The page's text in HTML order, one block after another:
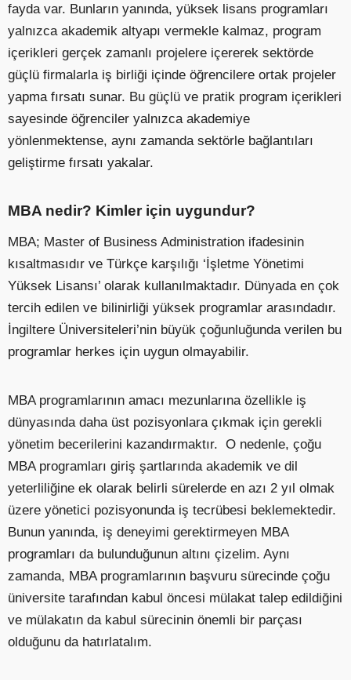
fayda var. Bunların yanında, yüksek lisans programları
yalnızca akademik altyapı vermekle kalmaz, program
içerikleri gerçek zamanlı projelere içererek sektörde
güçlü firmalarla iş birliği içinde öğrencilere ortak projeler
yapma fırsatı sunar. Bu güçlü ve pratik program içerikleri
sayesinde öğrenciler yalnızca akademiye
yönlenmektense, aynı zamanda sektörle bağlantıları
geliştirme fırsatı yakalar.
MBA nedir? Kimler için uygundur?
MBA; Master of Business Administration ifadesinin
kısaltmasıdır ve Türkçe karşılığı ‘İşletme Yönetimi
Yüksek Lisansı’ olarak kullanılmaktadır. Dünyada en çok
tercih edilen ve bilinirliği yüksek programlar arasındadır.
İngiltere Üniversiteleri’nin büyük çoğunluğunda verilen bu
programlar herkes için uygun olmayabilir.
MBA programlarının amacı mezunlarına özellikle iş
dünyasında daha üst pozisyonlara çıkmak için gerekli
yönetim becerilerini kazandırmaktır. O nedenle, çoğu
MBA programları giriş şartlarında akademik ve dil
yeterliliğine ek olarak belirli sürelerde en azı 2 yıl olmak
üzere yönetici pozisyonunda iş tecrübesi beklemektedir.
Bunun yanında, iş deneyimi gerektirmeyen MBA
programları da bulunduğunun altını çizelim. Aynı
zamanda, MBA programlarının başvuru sürecinde çoğu
üniversite tarafından kabul öncesi mülakat talep edildiğini
ve mülakatın da kabul sürecinin önemli bir parçası
olduğunu da hatırlatalım.